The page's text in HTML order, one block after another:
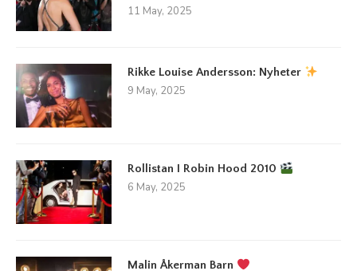
11 May, 2025
Rikke Louise Andersson: Nyheter
9 May, 2025
Rollistan I Robin Hood 2010
6 May, 2025
Malin Åkerman Barn